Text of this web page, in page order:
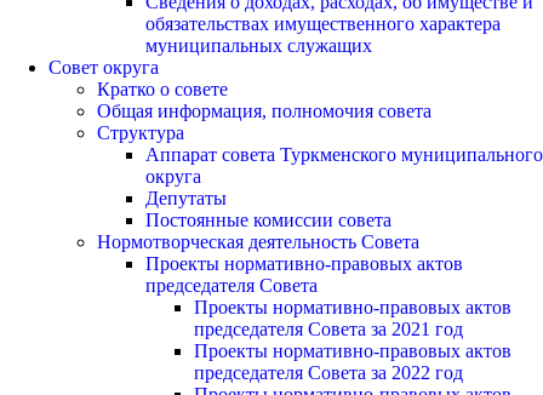
обязательствах имущественного характера
муниципальных служащих
Совет округа
Кратко о совете
Общая информация, полномочия совета
Структура
Аппарат совета Туркменского муниципального
округа
Депутаты
Постоянные комиссии совета
Нормотворческая деятельность Совета
Проекты нормативно-правовых актов
председателя Cовета
Проекты нормативно-правовых актов
председателя Cовета за 2021 год
Проекты нормативно-правовых актов
председателя Cовета за 2022 год